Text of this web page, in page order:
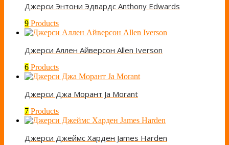
Джерси Энтони Эдвардс Anthony Edwards
9 Products
Джерси Аллен Айверсон Allen Iverson
6 Products
Джерси Джа Морант Ja Morant
7 Products
Джерси Джеймс Харден James Harden